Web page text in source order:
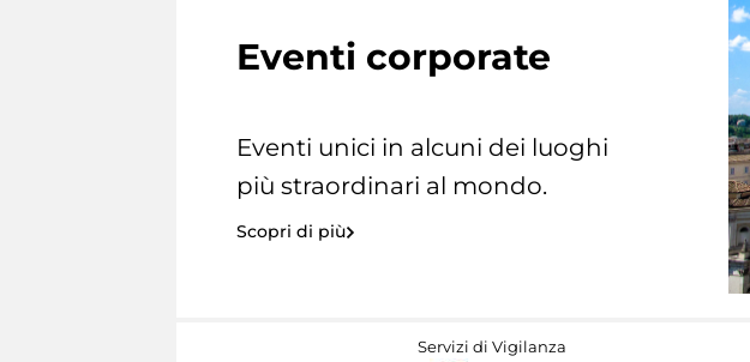
Eventi corporate
Eventi unici in alcuni dei luoghi
più straordinari al mondo.
Scopri di più
Servizi di Vigilanza